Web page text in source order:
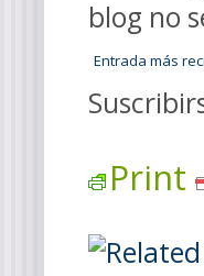
blog no
Entrada más
Print